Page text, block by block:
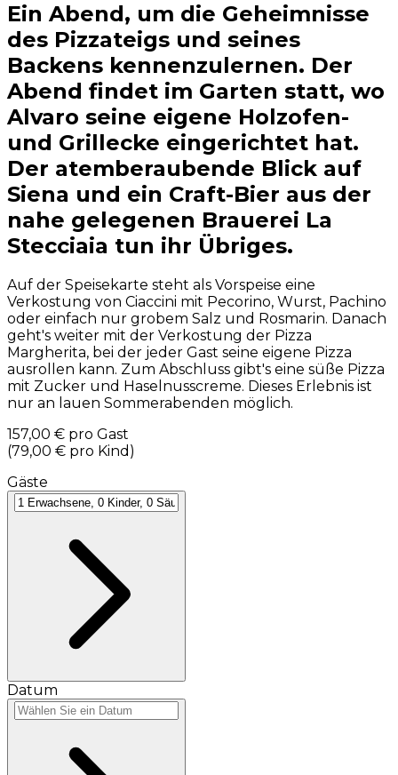
Ein Abend, um die Geheimnisse
des Pizzateigs und seines
Backens kennenzulernen. Der
Abend findet im Garten statt, wo
Alvaro seine eigene Holzofen-
und Grillecke eingerichtet hat.
Der atemberaubende Blick auf
Siena und ein Craft-Bier aus der
nahe gelegenen Brauerei La
Stecciaia tun ihr Übriges.
Auf der Speisekarte steht als Vorspeise eine
Verkostung von Ciaccini mit Pecorino, Wurst, Pachino
oder einfach nur grobem Salz und Rosmarin. Danach
geht's weiter mit der Verkostung der Pizza
Margherita, bei der jeder Gast seine eigene Pizza
ausrollen kann. Zum Abschluss gibt's eine süße Pizza
mit Zucker und Haselnusscreme. Dieses Erlebnis ist
nur an lauen Sommerabenden möglich.
157,00 € pro Gast
(79,00 € pro Kind )
Gäste
Datum